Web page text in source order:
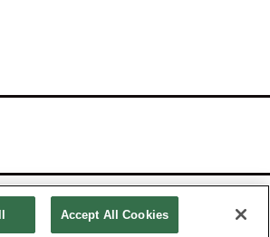
Accept All Cookies